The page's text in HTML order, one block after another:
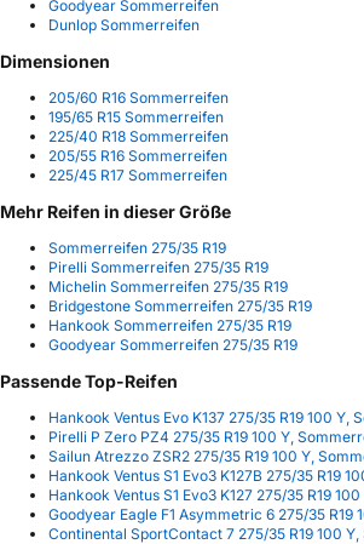
Goodyear Sommerreifen
Dunlop Sommerreifen
Dimensionen
205/60 R16 Sommerreifen
195/65 R15 Sommerreifen
225/40 R18 Sommerreifen
205/55 R16 Sommerreifen
225/45 R17 Sommerreifen
Mehr Reifen in dieser Größe
Sommerreifen 275/35 R19
Pirelli Sommerreifen 275/35 R19
Michelin Sommerreifen 275/35 R19
Bridgestone Sommerreifen 275/35 R19
Hankook Sommerreifen 275/35 R19
Goodyear Sommerreifen 275/35 R19
Passende Top-Reifen
Hankook Ventus Evo K137 275/35 R19 100 Y,
Pirelli P Zero PZ4 275/35 R19 100 Y,
Sailun Atrezzo ZSR2 275/35 R19 100 Y,
Hankook Ventus S1 Evo3 K127B 275/35 R19
Hankook Ventus S1 Evo3 K127 275/35 R19
Goodyear Eagle F1 Asymmetric 6 275/35 R19
Continental SportContact 7 275/35 R19 100